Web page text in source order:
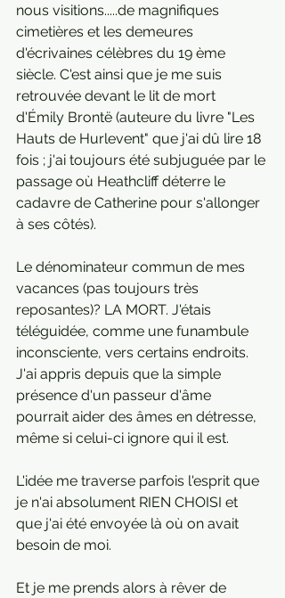
nous visitions.....de magnifiques
cimetières et les demeures
d'écrivaines célèbres du 19 ème
siècle. C'est ainsi que je me suis
retrouvée devant le lit de mort
d'Émily Brontë (auteure du livre "Les
Hauts de Hurlevent" que j'ai dû lire 18
fois ; j'ai toujours été subjuguée par le
passage où Heathcliff déterre le
cadavre de Catherine pour s'allonger
à ses côtés).
Le dénominateur commun de mes
vacances (pas toujours très
reposantes)? LA MORT. J'étais
téléguidée, comme une funambule
inconsciente, vers certains endroits.
J'ai appris depuis que la simple
présence d'un passeur d'âme
pourrait aider des âmes en détresse,
même si celui-ci ignore qui il est.
L'idée me traverse parfois l'esprit que
je n'ai absolument RIEN CHOISI et
que j'ai été envoyée là où on avait
besoin de moi.
Et je me prends alors à rêver de